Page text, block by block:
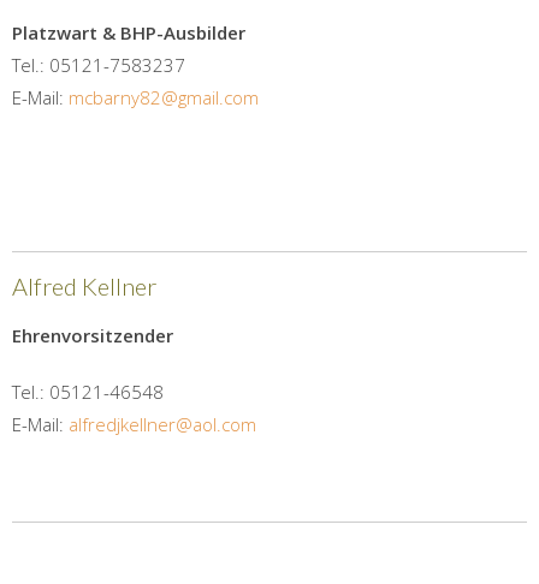
Platzwart & BHP-Ausbilder
Tel.: 05121-7583237
E-Mail: mcbarny82@gmail.com
Alfred Kellner
Ehrenvorsitzender
Tel.: 05121-46548
E-Mail: alfredjkellner@aol.com